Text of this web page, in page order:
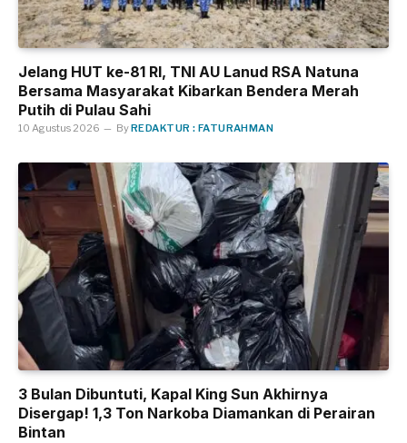
Jelang HUT ke-81 RI, TNI AU Lanud RSA Natuna
Bersama Masyarakat Kibarkan Bendera Merah
Putih di Pulau Sahi
10 Agustus 2026 ByREDAKTUR : FATURAHMAN
3 Bulan Dibuntuti, Kapal King Sun Akhirnya
Disergap! 1,3 Ton Narkoba Diamankan di Perairan
Bintan